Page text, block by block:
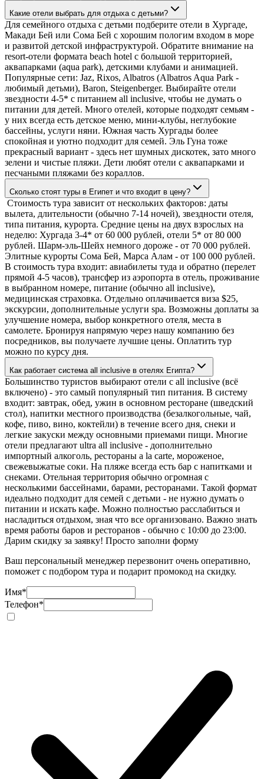
Какие отели выбрать для отдыха с детьми?
Для семейного отдыха с детьми подберите отели в Хургаде,
Макади Бей или Сома Бей с хорошим пологим входом в море
и развитой детской инфраструктурой. Обратите внимание на
resort-отели формата beach hotel с большой территорией,
аквапарками (aqua park), детскими клубами и анимацией.
Популярные сети: Jaz, Rixos, Albatros (Albatros Aqua Park -
любимый детьми), Baron, Steigenberger. Выбирайте отели
звездности 4-5* с питанием all inclusive, чтобы не думать о
питании для детей. Много отелей, которые подходят семьям -
у них всегда есть детское меню, мини-клубы, неглубокие
бассейны, услуги няни. Южная часть Хургады более
спокойная и уютно подходит для семей. Эль Гуна тоже
прекрасный вариант - здесь нет шумных дискотек, зато много
зелени и чистые пляжи. Дети любят отели с аквапарками и
песчаными пляжами без кораллов.
Сколько стоят туры в Египет и что входит в цену?
Стоимость тура зависит от нескольких факторов: даты
вылета, длительности (обычно 7-14 ночей), звездности отеля,
типа питания, курорта. Средние цены на двух взрослых на
неделю: Хургада 3-4* от 60 000 рублей, отели 5* от 80 000
рублей. Шарм-эль-Шейх немного дороже - от 70 000 рублей.
Элитные курорты Сома Бей, Марса Алам - от 100 000 рублей.
В стоимость тура входит: авиабилеты туда и обратно (перелет
прямой 4-5 часов), трансфер из аэропорта в отель, проживание
в выбранном номере, питание (обычно all inclusive),
медицинская страховка. Отдельно оплачивается виза $25,
экскурсии, дополнительные услуги spa. Возможны доплаты за
улучшение номера, выбор конкретного отеля, места в
самолете. Бронируя напрямую через нашу компанию без
посредников, вы получаете лучшие цены. Оплатить тур
можно по курсу дня.
Как работает система all inclusive в отелях Египта?
Большинство туристов выбирают отели с all inclusive (всё
включено) - это самый популярный тип питания. В систему
входит: завтрак, обед, ужин в основном ресторане (шведский
стол), напитки местного производства (безалкогольные, чай,
кофе, пиво, вино, коктейли) в течение всего дня, снеки и
легкие закуски между основными приемами пищи. Многие
отели предлагают ultra all inclusive - дополнительно
импортный алкоголь, рестораны a la carte, мороженое,
свежевыжатые соки. На пляже всегда есть бар с напитками и
снеками. Отельная территория обычно огромная с
несколькими бассейнами, барами, ресторанами. Такой формат
идеально подходит для семей с детьми - не нужно думать о
питании и искать кафе. Можно полностью расслабиться и
насладиться отдыхом, зная что все организовано. Важно знать
время работы баров и ресторанов - обычно с 10:00 до 23:00.
Дарим скидку за заявку! Просто заполни форму
Ваш персональный менеджер перезвонит очень оперативно,
поможет с подбором тура и подарит промокод на скидку.
Имя*
Телефон*